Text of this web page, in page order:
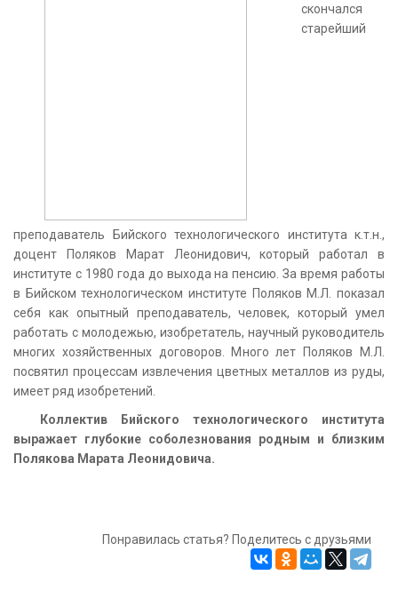
скончался
старейший
преподаватель Бийского технологического института к.т.н.,
доцент Поляков Марат Леонидович, который работал в
институте с 1980 года до выхода на пенсию. За время работы
в Бийском технологическом институте Поляков М.Л. показал
себя как опытный преподаватель, человек, который умел
работать с молодежью, изобретатель, научный руководитель
многих хозяйственных договоров. Много лет Поляков М.Л.
посвятил процессам извлечения цветных металлов из руды,
имеет ряд изобретений.
Коллектив Бийского технологического института
выражает глубокие соболезнования родным и близким
Полякова Марата Леонидовича.
Понравилась статья? Поделитесь с друзьями